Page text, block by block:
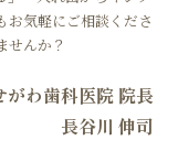
お気軽にご相談くださ
せんか？
がわ歯科医院 院長
長谷川 伸司